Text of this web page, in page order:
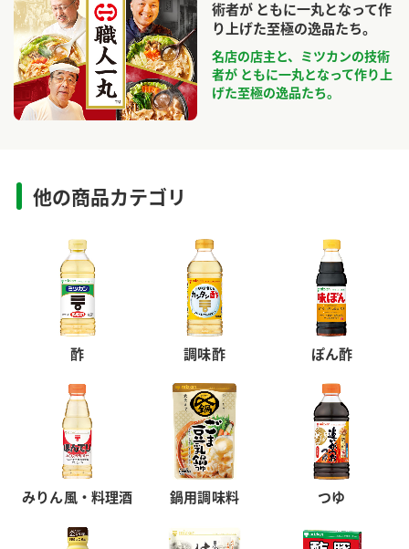
術者が ともに一丸となって作
り上げた至極の逸品たち。
名店の店主と、ミツカンの技術
者が ともに一丸となって作り上
げた至極の逸品たち。
他の商品カテゴリ
酢 調味酢 ぽん酢
みりん風・料理酒 鍋用調味料 つゆ